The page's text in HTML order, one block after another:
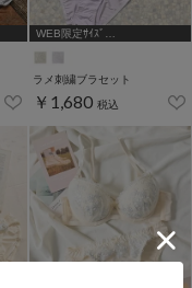
WEB限定ｻｲｽﾞ
ラメ刺繍ブラセット
￥1,680 税込